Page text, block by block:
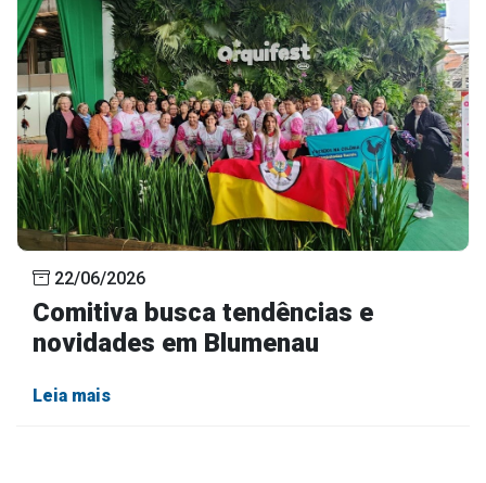
22/06/2026
Comitiva busca tendências e
novidades em Blumenau
Leia mais